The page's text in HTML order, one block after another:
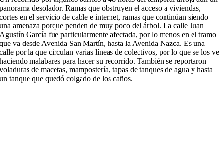
panorama desolador. Ramas que obstruyen el acceso a viviendas,
cortes en el servicio de cable e internet, ramas que continúan siendo
una amenaza porque penden de muy poco del árbol. La calle Juan
Agustín García fue particularmente afectada, por lo menos en el tramo
que va desde Avenida San Martín, hasta la Avenida Nazca. Es una
calle por la que circulan varias líneas de colectivos, por lo que se los ve
haciendo malabares para hacer su recorrido. También se reportaron
voladuras de macetas, mampostería, tapas de tanques de agua y hasta
un tanque que quedó colgado de los caños.